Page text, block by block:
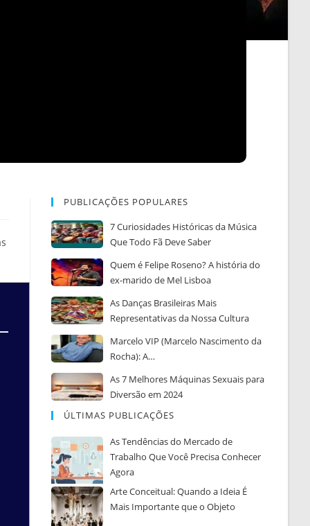
PUBLICAÇÕES POPULARES
7 Curiosidades Históricas da Música
Que Todo Fã Deve Saber
Quem é Felipe Roseno? A história do
ex-marido de Mel Lisboa
As Danças Brasileiras Mais
Representativas da Nossa Cultura
Marcelo VIP (Marcelo Nascimento da
Rocha): A…
As 7 Melhores Máquinas Sexuais para
Diversão em 2024
ÚLTIMAS PUBLICAÇÕES
As Tendências do Mercado de
Trabalho Que Você Precisa Conhecer
Agora
Arte Conceitual: Quando a Ideia É
Mais Importante que o Objeto